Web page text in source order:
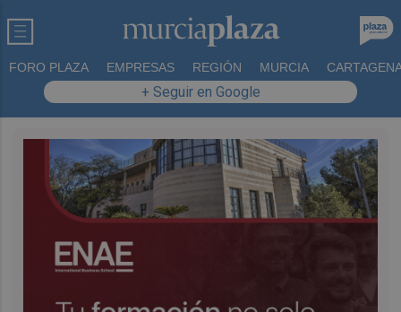
FORO PLAZA EMPRESAS REGIÓN MURCIA
+ Seguir en Google